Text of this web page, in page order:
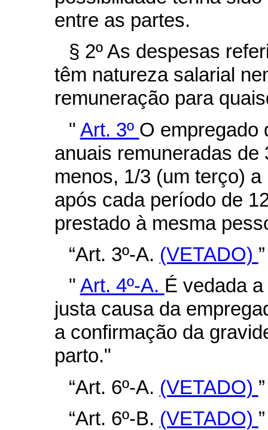
entre as partes.
§ 2º As despesas
têm natureza salarial
remuneração para
" Art. 3º O empregado
anuais remuneradas de
menos, 1/3 (um terço)
após cada período de
prestado à mesma
“Art. 3º-A. (VETADO) ”
" Art. 4º-A. É vedada
justa causa da
a confirmação da
parto."
“Art. 6º-A. (VETADO) ”
“Art. 6º-B. (VETADO) ”